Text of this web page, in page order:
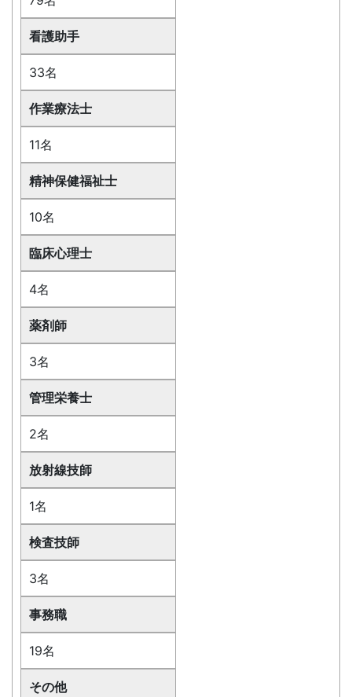
看護助手
33名
作業療法士
11名
精神保健福祉士
10名
臨床心理士
4名
薬剤師
3名
管理栄養士
2名
放射線技師
1名
検査技師
3名
事務職
19名
その他